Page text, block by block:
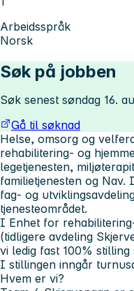
Arbeidsspråk
Norsk
Søk på jobben
Søk senest søndag 16.
Gå til søknad
Helse, omsorg og
rehabilitering- og
legetjenesten, miljøterapit
familietjenesten og
fag- og
tjenesteområdet.
I Enhet for
(tidligere avdeling
vi ledig fast 100%
I stillingen inngår
Hvem er vi?